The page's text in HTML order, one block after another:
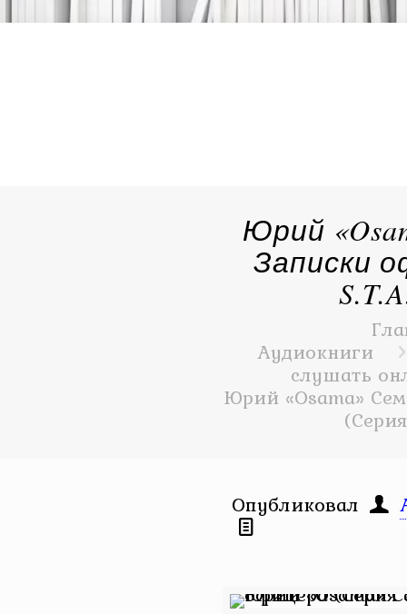
Юрий
Записки
Аудиокниги
слушать
Юрий «Osama»
Опубликовал